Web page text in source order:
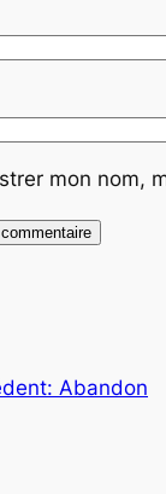
mon nom,
Abandon